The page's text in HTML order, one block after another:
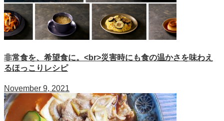
非常食を、希望食に。<br>災害時にも食の温かさを味わえ
るほっこりレシピ
November 9, 2021